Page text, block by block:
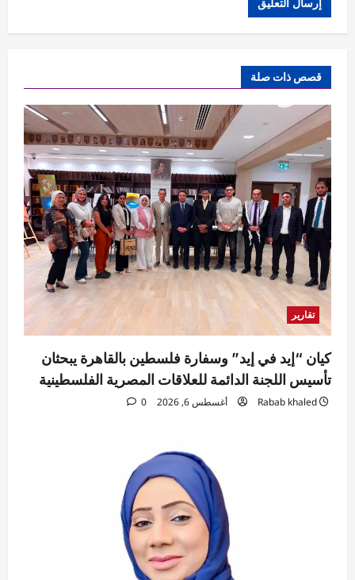
قصص ذات صلة
تقارير
كيان “إيد في إيد” وسفارة فلسطين بالقاهرة يبحثان
تأسيس اللجنة الدائمة للعلاقات المصرية الفلسطينية
Rabab khaled أغسطس 6, 2026 0